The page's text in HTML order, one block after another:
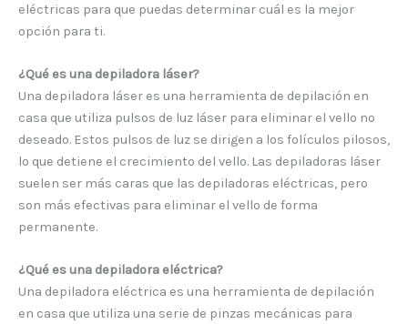
eléctricas para que puedas determinar cuál es la mejor
opción para ti.
¿Qué es una depiladora láser?
Una depiladora láser es una herramienta de depilación en
casa que utiliza pulsos de luz láser para eliminar el vello no
deseado. Estos pulsos de luz se dirigen a los folículos pilosos,
lo que detiene el crecimiento del vello. Las depiladoras láser
suelen ser más caras que las depiladoras eléctricas, pero
son más efectivas para eliminar el vello de forma
permanente.
¿Qué es una depiladora eléctrica?
Una depiladora eléctrica es una herramienta de depilación
en casa que utiliza una serie de pinzas mecánicas para